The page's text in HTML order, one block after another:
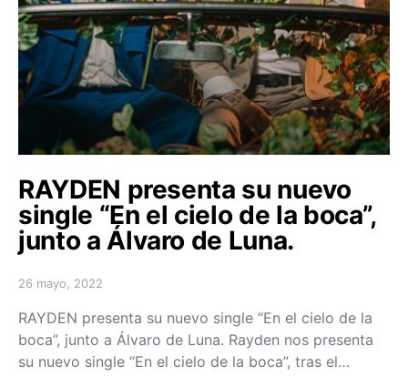
RAYDEN presenta su nuevo
single “En el cielo de la boca”,
junto a Álvaro de Luna.
Posted on
26 mayo, 2022
RAYDEN presenta su nuevo single “En el cielo de la
boca”, junto a Álvaro de Luna. Rayden nos presenta
su nuevo single “En el cielo de la boca”, tras el…